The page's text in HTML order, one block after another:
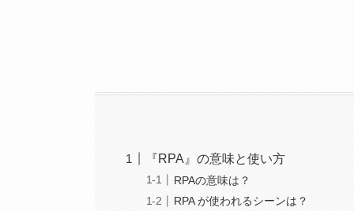
『RPA』の意味と使い方
RPAの意味は？
RPA が使われるシーンは？